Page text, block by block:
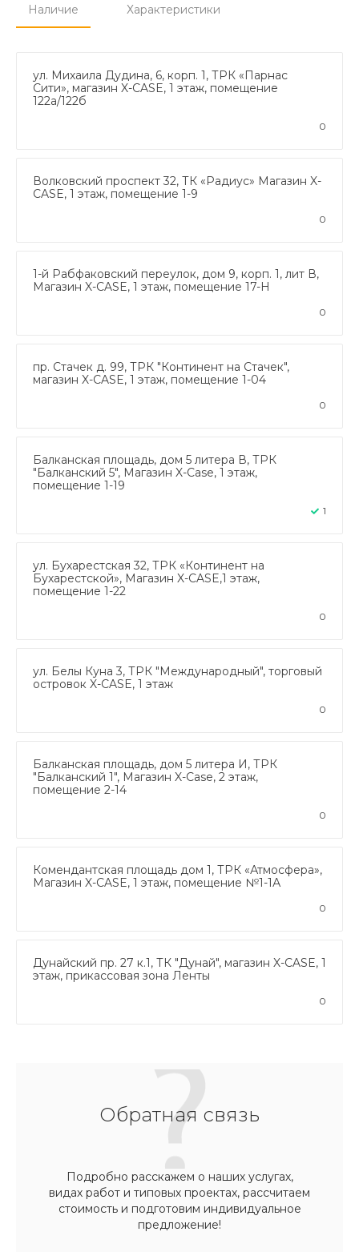
Наличие Характеристики
ул. Михаила Дудина, 6, корп. 1, ТРК «Парнас
Сити», магазин X-CASE, 1 этаж, помещение
122а/122б
0
Волковский проспект 32, ТК «Радиус» Магазин X-
CASE, 1 этаж, помещение 1-9
0
1-й Рабфаковский переулок, дом 9, корп. 1, лит В,
Магазин X-CASE, 1 этаж, помещение 17-Н
0
пр. Стачек д. 99, ТРК "Континент на Стачек",
магазин X-CASE, 1 этаж, помещение 1-04
0
Балканская площадь, дом 5 литера В, ТРК
"Балканский 5", Магазин X-Case, 1 этаж,
помещение 1-19
1
ул. Бухарестская 32, ТРК «Континент на
Бухарестской», Магазин X-CASE,1 этаж,
помещение 1-22
0
ул. Белы Куна 3, ТРК "Международный", торговый
островок X-CASE, 1 этаж
0
Балканская площадь, дом 5 литера И, ТРК
"Балканский 1", Магазин X-Case, 2 этаж,
помещение 2-14
0
Комендантская площадь дом 1, ТРК «Атмосфера»,
Магазин X-CASE, 1 этаж, помещение №1-1А
0
Дунайский пр. 27 к.1, ТК "Дунай", магазин X-CASE, 1
этаж, прикассовая зона Ленты
0
Обратная связь
Подробно расскажем о наших услугах,
видах работ и типовых проектах, рассчитаем
стоимость и подготовим индивидуальное
предложение!